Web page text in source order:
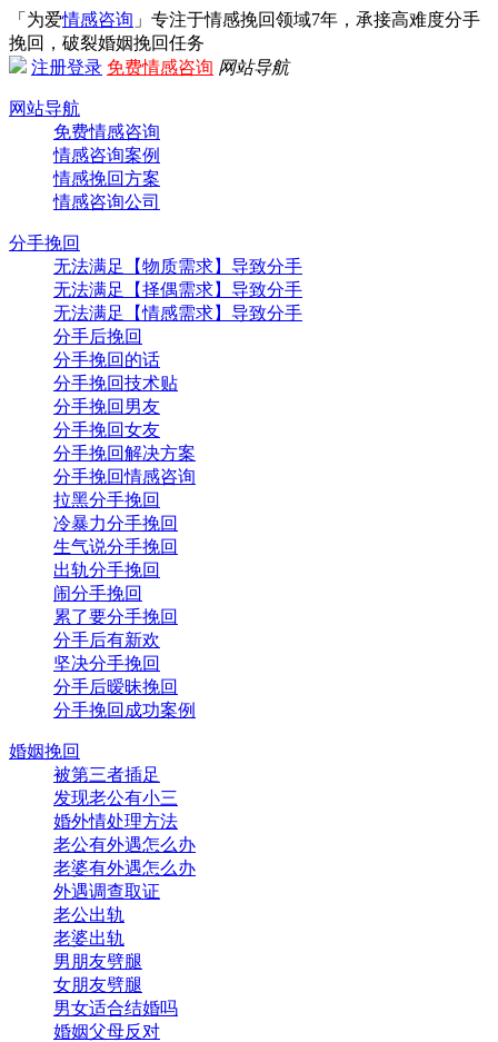
「为爱情感咨询 」专注于情感挽回领域7年，承接高难度分手
挽回，破裂婚姻挽回任务
注册登录 免费情感咨询 网站导航
网站导航
免费情感咨询
情感咨询案例
情感挽回方案
情感咨询公司
分手挽回
无法满足【物质需求】导致分手
无法满足【择偶需求】导致分手
无法满足【情感需求】导致分手
分手后挽回
分手挽回的话
分手挽回技术贴
分手挽回男友
分手挽回女友
分手挽回解决方案
分手挽回情感咨询
拉黑分手挽回
冷暴力分手挽回
生气说分手挽回
出轨分手挽回
闹分手挽回
累了要分手挽回
分手后有新欢
坚决分手挽回
分手后暧昧挽回
分手挽回成功案例
婚姻挽回
被第三者插足
发现老公有小三
婚外情处理方法
老公有外遇怎么办
老婆有外遇怎么办
外遇调查取证
老公出轨
老婆出轨
男朋友劈腿
女朋友劈腿
男女适合结婚吗
婚姻父母反对